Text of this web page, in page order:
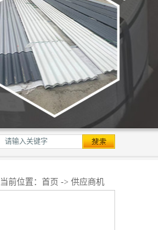
当前位置： 首页 -> 供应商机